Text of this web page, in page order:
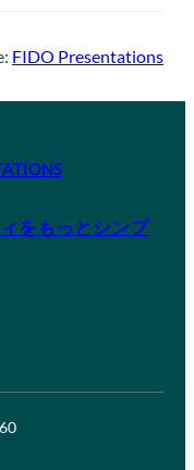
FIDO Presentations
をもっとシンプ